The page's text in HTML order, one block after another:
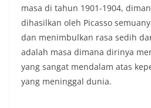
masa di tahun 1901-1904,
dihasilkan oleh Picasso
dan menimbulkan rasa sedih
adalah masa dimana dirinya
yang sangat mendalam atas
yang meninggal dunia.